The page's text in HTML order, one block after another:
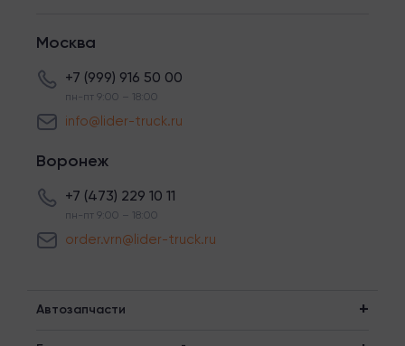
Москва
+7 (999) 916 50 00
пн-пт 9:00 – 18:00
info@lider-truck.ru
Воронеж
+7 (473) 229 10 11
пн-пт 9:00 – 18:00
order.vrn@lider-truck.ru
Автозапчасти